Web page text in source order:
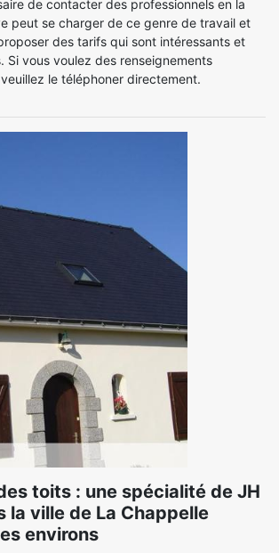
de contacter des professionnels en la
peut se charger de ce genre de travail et
des tarifs qui sont intéressants et
Si vous voulez des renseignements
le téléphoner directement.
toits : une spécialité de JH
la ville de La Chappelle
environs